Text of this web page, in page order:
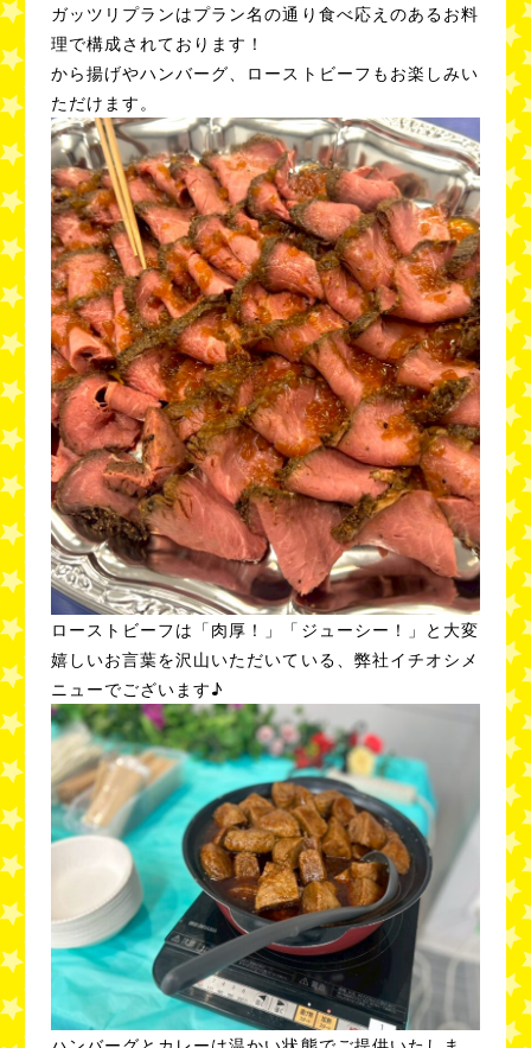
ガッツリプランはプラン名の通り食べ応えのあるお料
理で構成されております！
から揚げやハンバーグ、ローストビーフもお楽しみい
ただけます。
ローストビーフは「肉厚！」「ジューシー！」と大変
嬉しいお言葉を沢山いただいている、弊社イチオシメ
ニューでございます♪